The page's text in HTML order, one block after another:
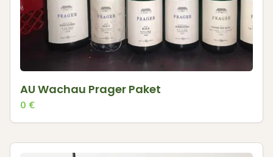
AU Wachau Prager Paket
0 €